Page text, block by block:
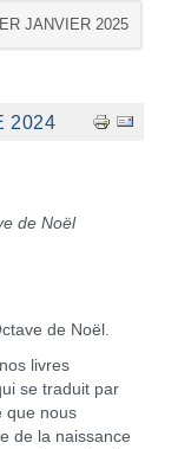
JANVIER 2025
2024
de Noël
de Noël.
livres
se traduit par
que nous
de la naissance